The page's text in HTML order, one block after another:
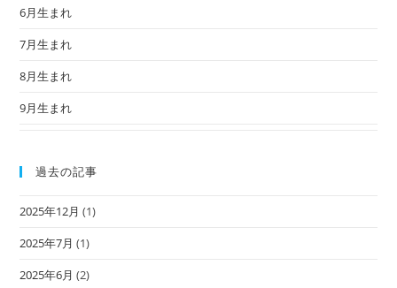
6月生まれ
7月生まれ
8月生まれ
9月生まれ
過去の記事
2025年12月 (1)
2025年7月 (1)
2025年6月 (2)